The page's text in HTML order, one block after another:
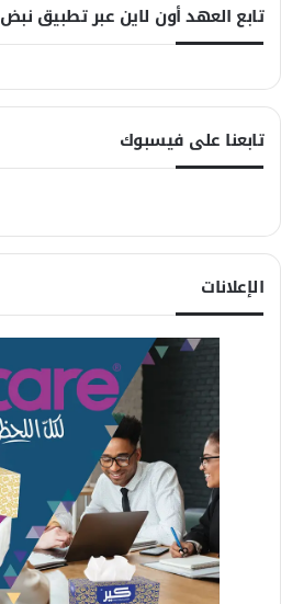
تابع العهد أون لاين عبر تطبيق نبض
تابعنا على فيسبوك
الإعلانات